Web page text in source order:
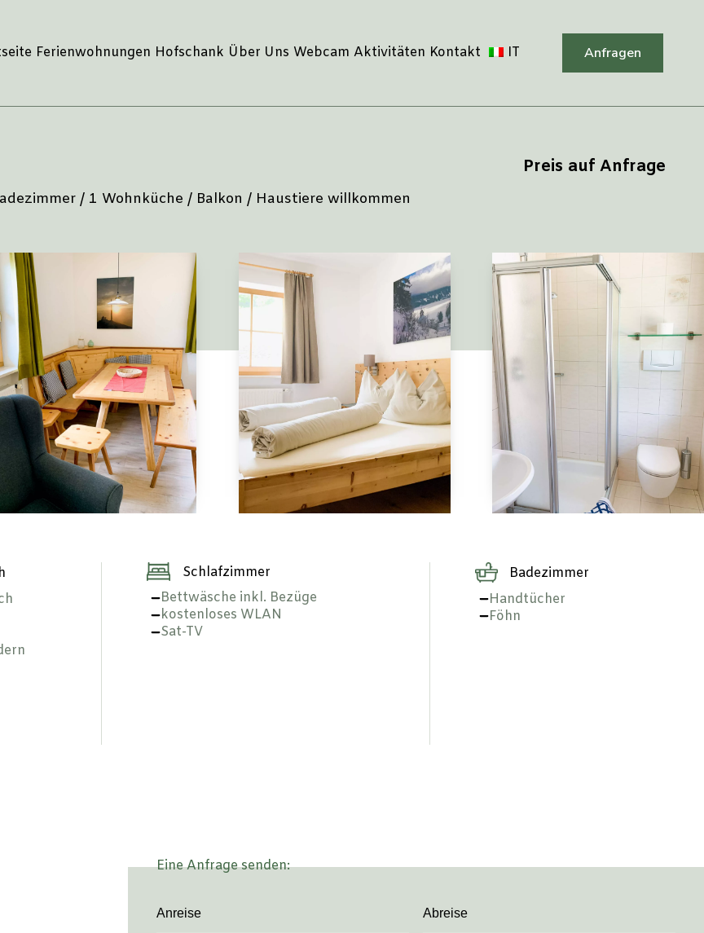
Ferienwohnungen Hofschank Über Uns Webcam Aktivitäten Kontakt IT Anfragen
Preis auf Anfrage
/ 1 Wohnküche / Balkon / Haustiere willkommen
Schlafzimmer
Bettwäsche inkl. Bezüge
kostenloses WLAN
Sat-TV
Badezimmer
Handtücher
Föhn
Eine Anfrage senden: